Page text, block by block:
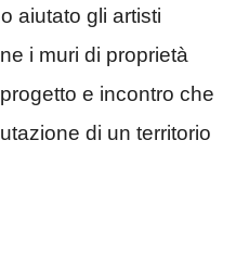
aiutato gli artisti
i muri di proprietà
e incontro che
di un territorio